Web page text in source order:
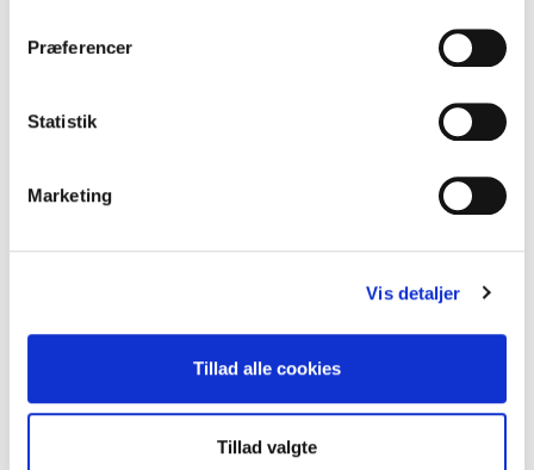
Præferencer
Statistik
Marketing
Vis detaljer
Tillad alle cookies
Tillad valgte
Vil du vide mere om medlemskab af Dansk Erhverv, kan du
Salgschef